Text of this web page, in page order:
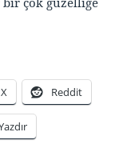
X Reddit